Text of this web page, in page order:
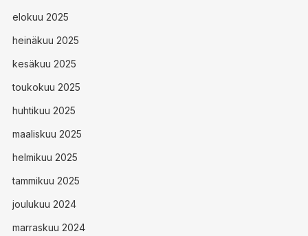
elokuu 2025
heinäkuu 2025
kesäkuu 2025
toukokuu 2025
huhtikuu 2025
maaliskuu 2025
helmikuu 2025
tammikuu 2025
joulukuu 2024
marraskuu 2024